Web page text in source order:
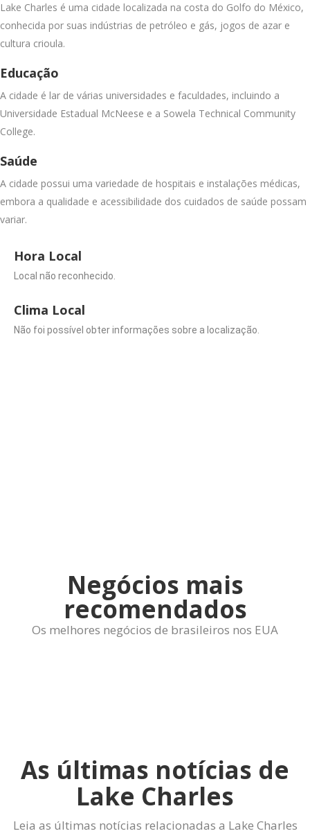
Lake Charles é uma cidade localizada na costa do Golfo do México,
conhecida por suas indústrias de petróleo e gás, jogos de azar e
cultura crioula.
Educação
A cidade é lar de várias universidades e faculdades, incluindo a
Universidade Estadual McNeese e a Sowela Technical Community
College.
Saúde
A cidade possui uma variedade de hospitais e instalações médicas,
embora a qualidade e acessibilidade dos cuidados de saúde possam
variar.
Hora Local
Local não reconhecido.
Clima Local
Não foi possível obter informações sobre a localização.
Negócios mais
recomendados
Os melhores negócios de brasileiros nos EUA
As últimas notícias de
Lake Charles
Leia as últimas notícias relacionadas a Lake Charles